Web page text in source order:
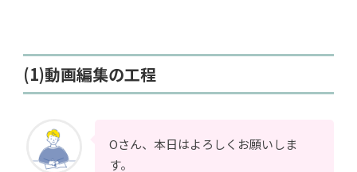
(1)動画編集の工程
Oさん、本日はよろしくお願いしま
す。